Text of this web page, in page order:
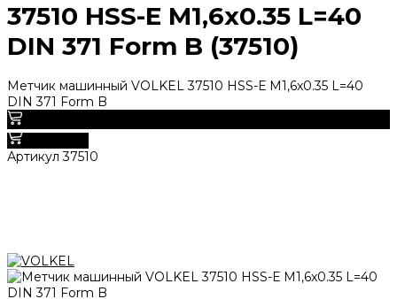
37510 HSS-Е M1,6x0.35 L=40
DIN 371 Form B (37510)
Метчик машинный VOLKEL 37510 HSS-Е M1,6x0.35 L=40
DIN 371 Form B
Артикул37510